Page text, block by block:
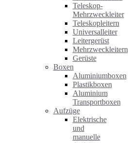
Teleskop-
Mehrzweckleiter
Teleskopleitern
Universalleiter
Leitergerüst
Mehrzweckleitern
Gerüste
Boxen
Aluminiumboxen
Plastikboxen
Aluminium
Transportboxen
Aufzüge
Elektrische
und
manuelle